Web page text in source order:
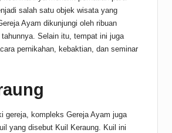
salah satu objek wisata yang
Ayam dikunjungi oleh ribuan
Selain itu, tempat ini juga
pernikahan, kebaktian, dan seminar
gereja, kompleks Gereja Ayam juga
yang disebut Kuil Keraung. Kuil ini